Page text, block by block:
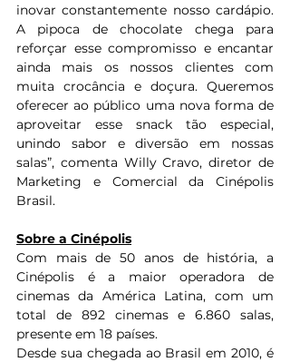
inovar constantemente nosso cardápio.
A pipoca de chocolate chega para
reforçar esse compromisso e encantar
ainda mais os nossos clientes com
muita crocância e doçura. Queremos
oferecer ao público uma nova forma de
aproveitar esse snack tão especial,
unindo sabor e diversão em nossas
salas”, comenta Willy Cravo, diretor de
Marketing e Comercial da Cinépolis
Brasil.
Sobre a Cinépolis
Com mais de 50 anos de história, a
Cinépolis é a maior operadora de
cinemas da América Latina, com um
total de 892 cinemas e 6.860 salas,
presente em 18 países.
Desde sua chegada ao Brasil em 2010, é